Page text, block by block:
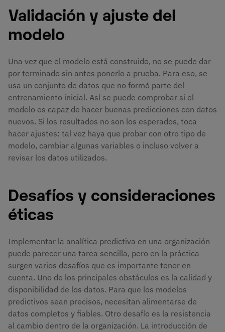
Validación y ajuste del
modelo
Una vez que el modelo está construido, no se puede dar
por terminado sin antes ponerlo a prueba. Para eso, se
usa un conjunto de datos que no formó parte del
entrenamiento inicial. Así se puede comprobar si el
modelo es capaz de hacer buenas predicciones con datos
nuevos. Si los resultados no son los esperados, toca
hacer ajustes: tal vez haya que probar con otro tipo de
modelo, cambiar algunas variables o incluso volver a
revisar los datos utilizados.
Desafíos y consideraciones
éticas
Implementar la analítica predictiva en una organización
puede parecer una tarea sencilla, pero en la práctica
surgen varios desafíos que es importante tener en
cuenta. Uno de los principales obstáculos es la calidad y
disponibilidad de los datos. Para que los modelos
predictivos sean precisos, necesitan alimentarse de
datos completos y fiables. Otro desafío es la resistencia
al cambio dentro de la organización. La introducción de